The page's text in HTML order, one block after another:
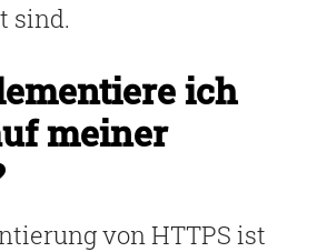
sind.
ich
meiner
von HTTPS ist